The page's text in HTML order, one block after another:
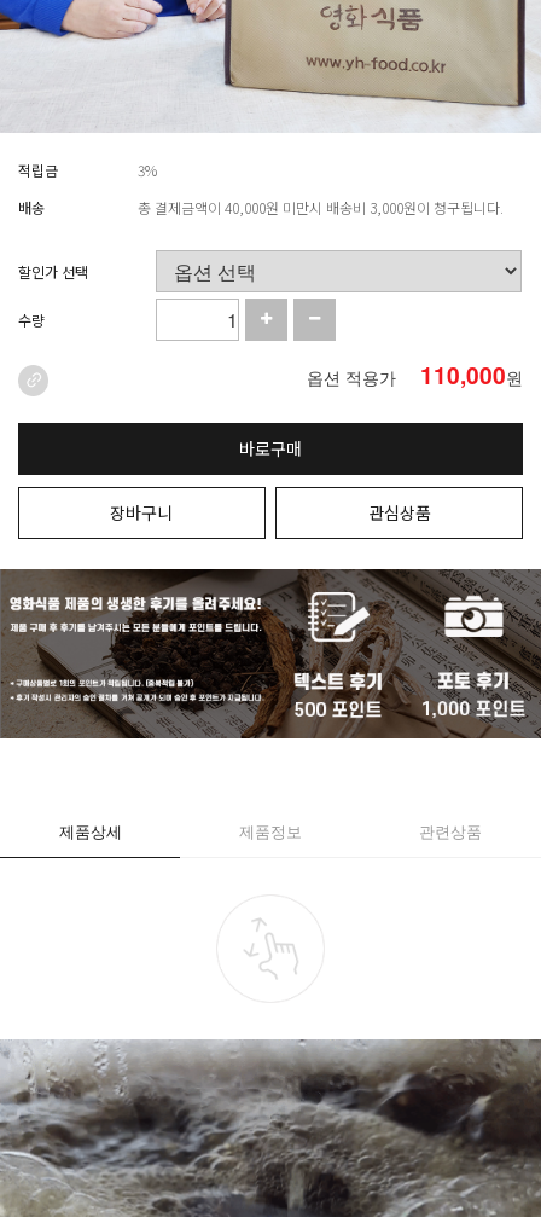
적립금
3%
배송
총 결제금액이 40,000원 미만시 배송비 3,000원이 청구됩니다.
할인가 선택
수량
옵션 적용가 110,000원
바로구매
장바구니 관심상품
제품상세 제품정보 관련상품